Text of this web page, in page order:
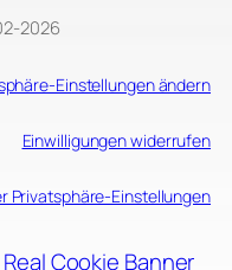
Einstellungen ändern
Einwilligungen widerrufen
Privatsphäre-Einstellungen
Cookie Banner